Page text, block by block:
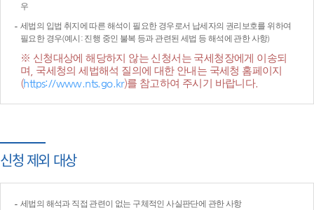
우
세법의 입법 취지에 따른 해석이 필요한 경우로서 납세자의 권리보호를 위하여
필요한 경우(예시: 진행 중인 불복 등과 관련된 세법 등 해석에 관한 사항)
※ 신청대상에 해당하지 않는 신청서는 국세청장에게 이송되
며, 국세청의 세법해석 질의에 대한 안내는 국세청 홈페이지
(https://www.nts.go.kr)를 참고하여 주시기 바랍니다.
신청 제외 대상
세법의 해석과 직접 관련이 없는 구체적인 사실판단에 관한 사항